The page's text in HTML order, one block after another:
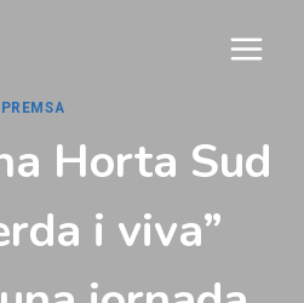
PREMSA
Horta Sud
i viva”